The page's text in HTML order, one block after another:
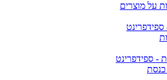
על מוצרים